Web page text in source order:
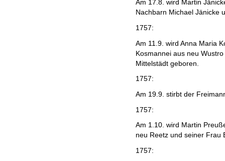
Am 17.8. wird Martin
Nachbarn Michael Jänicke
1757:
Am 11.9. wird Anna Maria
Kosmannei aus neu
Mittelstädt geboren.
1757:
Am 19.9. stirbt der
1757:
Am 1.10. wird Martin
neu Reetz und seiner Frau
1757: